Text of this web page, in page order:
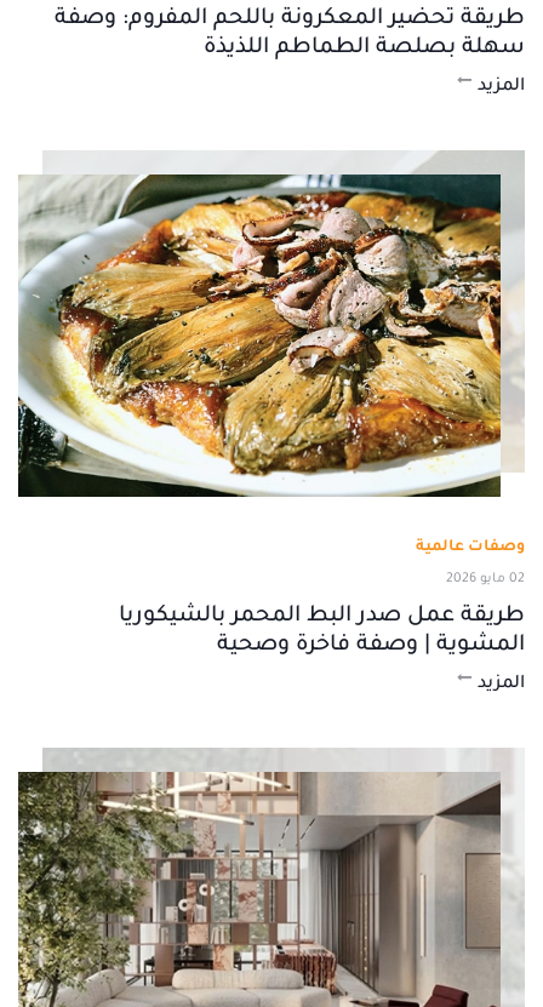
طريقة تحضير المعكرونة باللحم المفروم: وصفة
سهلة بصلصة الطماطم اللذيذة
المزيد
وصفات عالمية
02 مايو 2026
طريقة عمل صدر البط المحمر بالشيكوريا
المشوية | وصفة فاخرة وصحية
المزيد